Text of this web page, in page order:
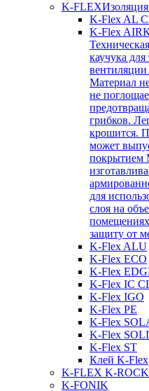
K-FLEX
K-Flex AL
K-Flex AIR
каучука
Материал
не
грибков.
крошится.
может
покрытием
для
слоя на
защиту от
K-Flex ALU
K-Flex ECO
K-Flex
K-Flex IC
K-Flex IGO
K-Flex PE
K-Flex
K-Flex
K-Flex ST
Клей K-Flex
K-FLEX K-ROCK
K-FONIK